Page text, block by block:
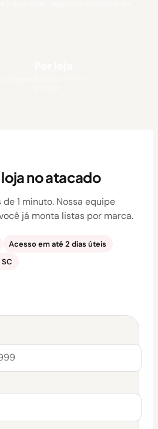
no atacado
1 minuto. Nossa equipe
já monta listas por marca.
Acesso em até 2 dias úteis